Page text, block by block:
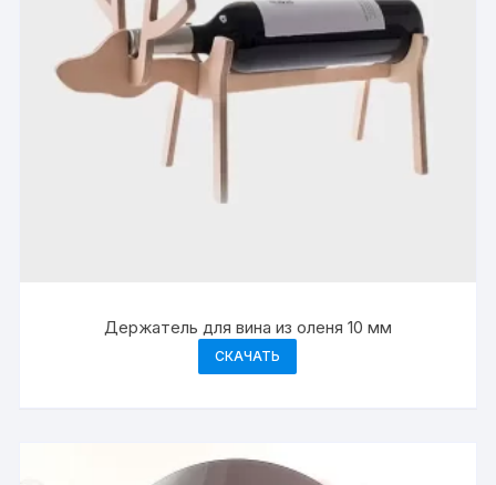
Держатель для вина из оленя 10 мм
СКАЧАТЬ